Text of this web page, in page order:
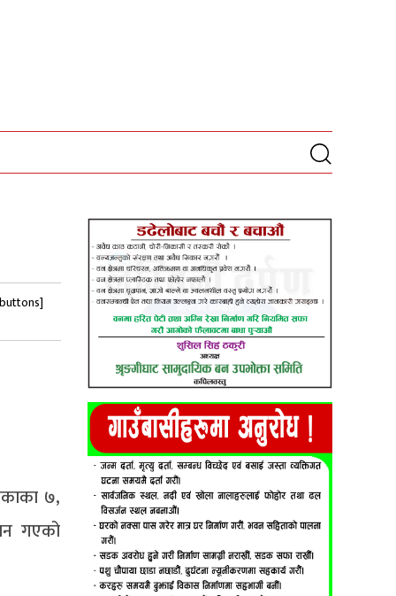
७,
गएको